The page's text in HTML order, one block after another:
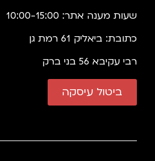
שעות מענה אתר: 10:00-15:00
כתובת: ביאליק 61 רמת גן
רבי עקיבא 56 בני ברק
ביטול עיסקה